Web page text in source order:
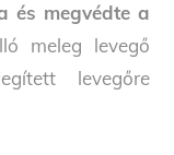
és megvédte a
meleg levegő
levegőre